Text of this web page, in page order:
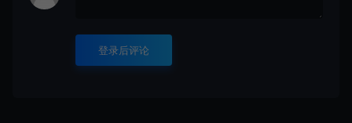
登录后评论